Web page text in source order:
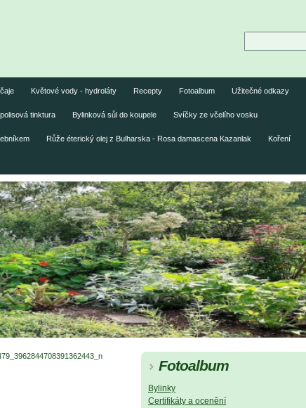
Květové vody - hydroláty Recepty Fotoalbum Užitečné odkazy
tinktura Bylinková sůl do koupele Svíčky ze včelího vosku
Růže éterický olej z Bulharska - Rosa damascena Kazanlak Koření
Fotoalbum
Bylinky
Certifikáty a ocenění